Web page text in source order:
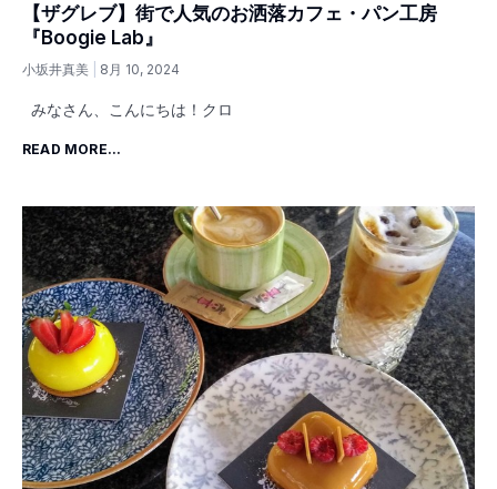
【ザグレブ】街で人気のお洒落カフェ・パン工房
『Boogie Lab』
小坂井真美 8月 10, 2024
みなさん、こんにちは！クロ
READ MORE...